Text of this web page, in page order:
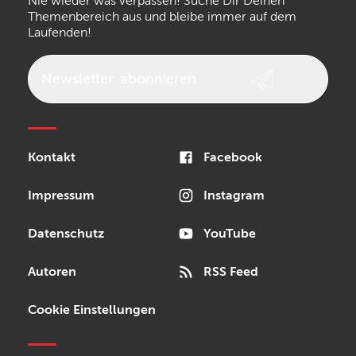
Walrus Audio Epiphone
Themenbereich aus und bleibe immer auf dem
Laufenden!
Kontakt
Impressum
Datenschutz
Autoren
Cookie Einstellungen
Facebook
Instagram
YouTube
RSS Feed